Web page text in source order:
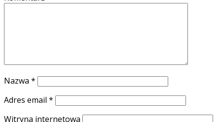
Nazwa *
Adres email *
Witryna internetowa